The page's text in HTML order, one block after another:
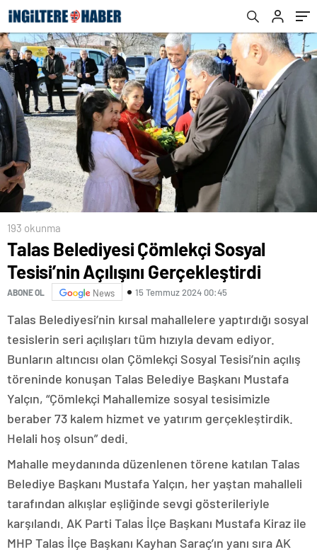
193 okunma
Talas Belediyesi Çömlekçi Sosyal
Tesisi’nin Açılışını Gerçekleştirdi
ABONE OL News 15 Temmuz 2024 00:45
Talas Belediyesi’nin kırsal mahallelere yaptırdığı sosyal
tesislerin seri açılışları tüm hızıyla devam ediyor.
Bunların altıncısı olan Çömlekçi Sosyal Tesisi’nin açılış
töreninde konuşan Talas Belediye Başkanı Mustafa
Yalçın, “Çömlekçi Mahallemize sosyal tesisimizle
beraber 73 kalem hizmet ve yatırım gerçekleştirdik.
Helali hoş olsun” dedi.
Mahalle meydanında düzenlenen törene katılan Talas
Belediye Başkanı Mustafa Yalçın, her yaştan mahalleli
tarafından alkışlar eşliğinde sevgi gösterileriyle
karşılandı. AK Parti Talas İlçe Başkanı Mustafa Kiraz ile
MHP Talas İlçe Başkanı Kayhan Saraç’ın yanı sıra AK